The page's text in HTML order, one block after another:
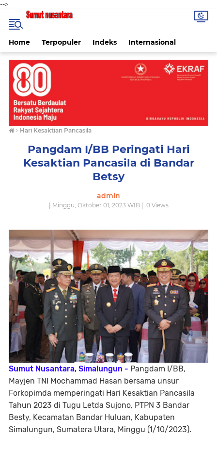
-->
Home Terpopuler Indeks Internasional
› Hari Kesaktian Pancasila
Pangdam I/BB Peringati Hari
Kesaktian Pancasila di Bandar
Betsy
admin
| Minggu, Oktober 01, 2023 WIB | 0Views
Sumut Nusantara, Simalungun - Pangdam I/BB,
Mayjen TNI Mochammad Hasan bersama unsur
Forkopimda memperingati Hari Kesaktian Pancasila
Tahun 2023 di Tugu Letda Sujono, PTPN 3 Bandar
Besty, Kecamatan Bandar Huluan, Kabupaten
Simalungun, Sumatera Utara, Minggu (1/10/2023).